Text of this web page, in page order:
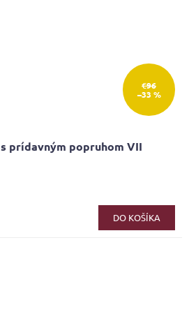
€96
–33 %
prídavným popruhom VII
DO KOŠÍKA